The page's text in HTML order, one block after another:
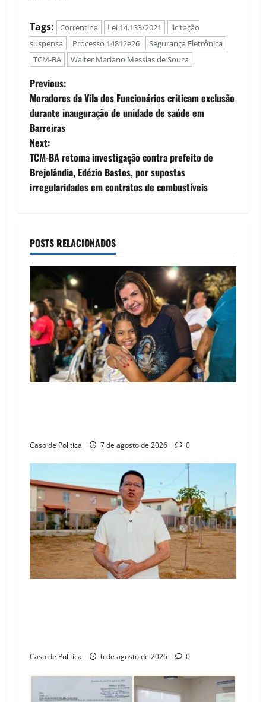
Tags: Correntina Lei 14.133/2021
licitação
suspensa
Processo 14812e26
Segurança Eletrônica
TCM-BA
Walter Mariano Messias de Souza
P
o
s
t
n
v
i
g
a
t
i
o
Previous:
Moradores da Vila dos Funcionários criticam exclusão
durante inauguração de unidade de saúde em
Barreiras
Next:
TCM-BA retoma investigação contra prefeito de
Brejolândia, Edézio Bastos, por supostas
irregularidades em contratos de combustíveis
POSTS RELACIONADOS
Caso de Politica 7 de agosto de 2026 0
Caso de Politica 6 de agosto de 2026 0